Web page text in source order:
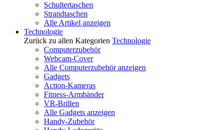
Schultertaschen
Strandtaschen
Alle Artikel anzeigen
Technologie
Zurück zu allen Kategorien Technologie
Computerzubehör
Webcam-Cover
Alle Computerzubehör anzeigen
Gadgets
Action-Kameras
Fitness-Armbänder
VR-Brillen
Alle Gadgets anzeigen
Handy-Zubehör